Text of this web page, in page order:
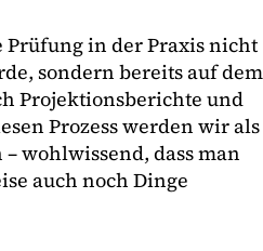
Prüfung in der Praxis nicht
sondern bereits auf dem
Projektionsberichte und
Prozess werden wir als
wohlwissend, dass man
auch noch Dinge